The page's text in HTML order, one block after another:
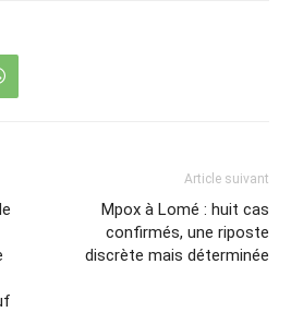
Article suivant
Mpox à Lomé : huit cas
confirmés, une riposte
discrète mais déterminée